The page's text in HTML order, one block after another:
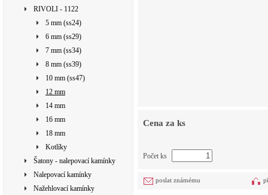
RIVOLI - 1122
5 mm (ss24)
6 mm (ss29)
7 mm (ss34)
8 mm (ss39)
10 mm (ss47)
12 mm
14 mm
16 mm
18 mm
Kotlíky
Šatony - nalepovací kamínky
Nalepovací kamínky
Nažehlovací kamínky
Cena za ks
Počet ks
poslat známému